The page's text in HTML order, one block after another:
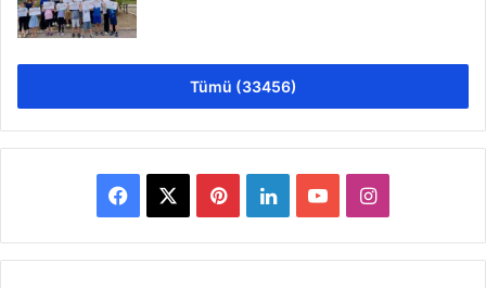
Tümü (33456)
Facebook PinterestLinkedInYouTubeInstagram